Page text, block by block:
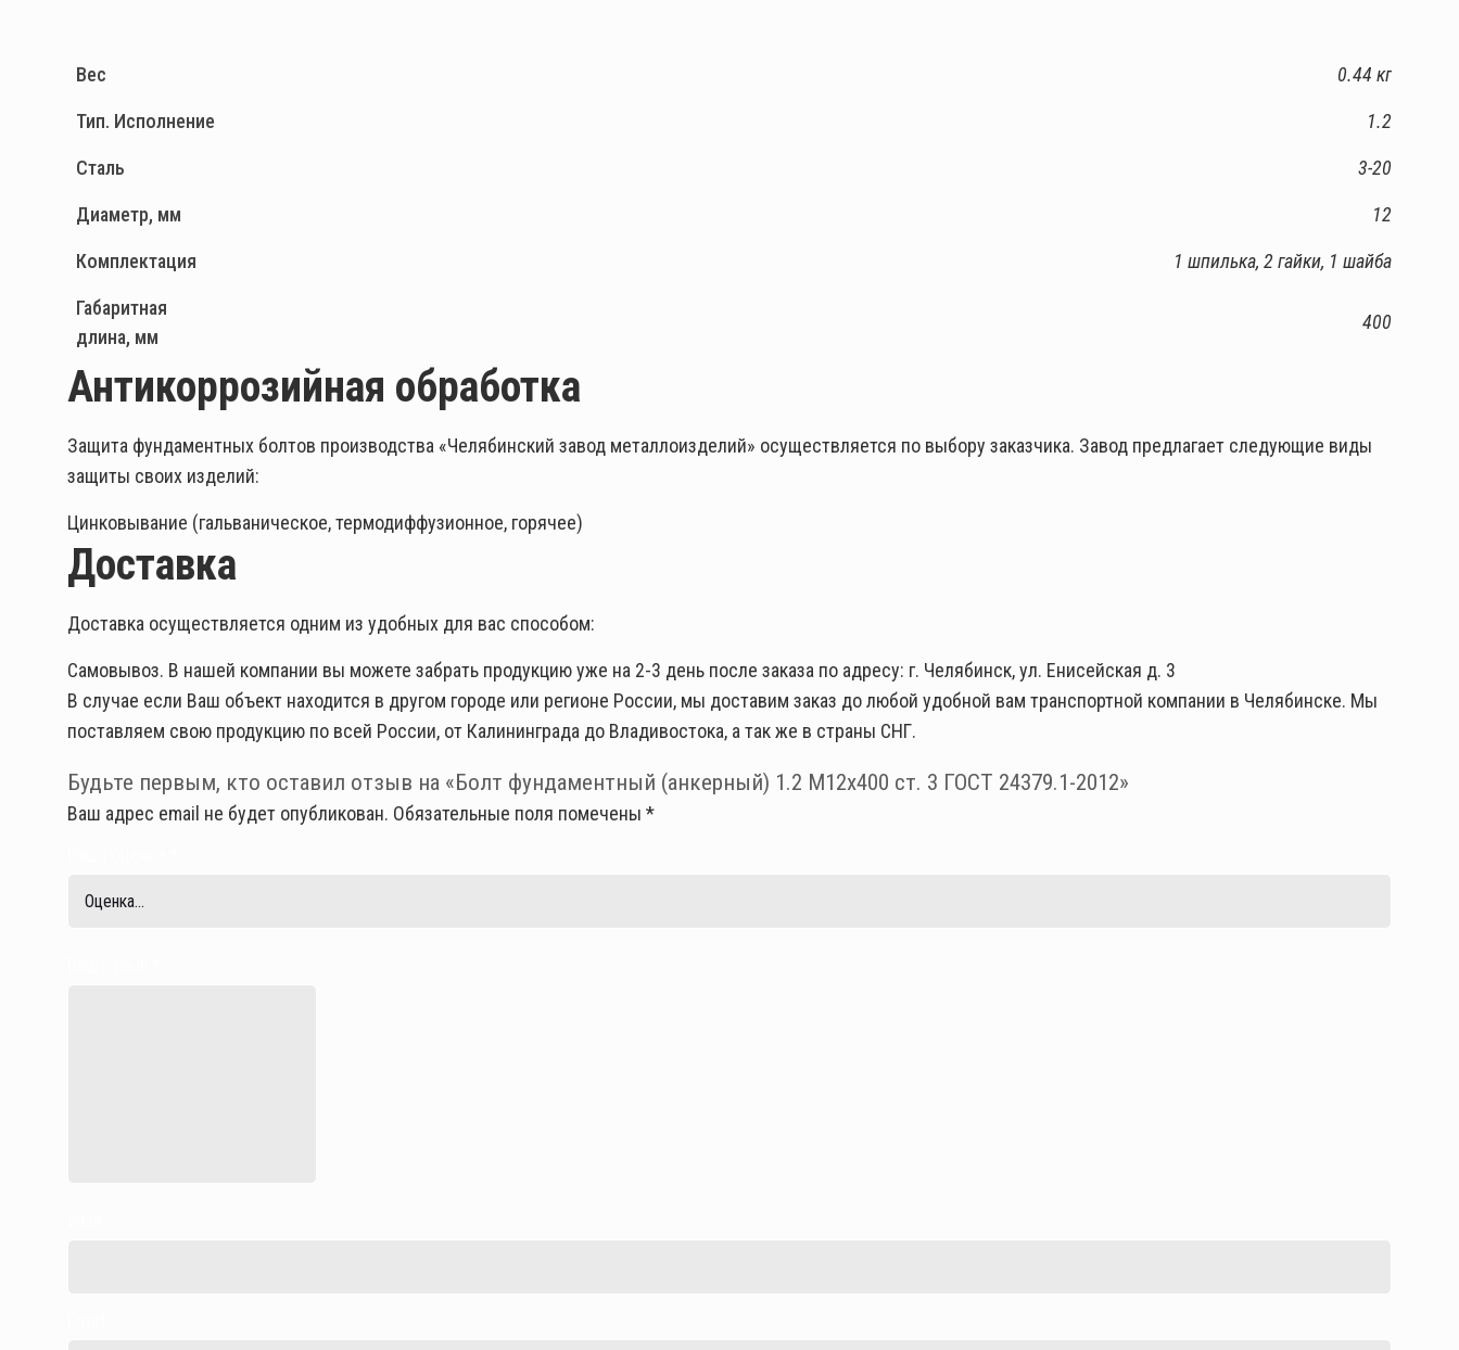
Вес 0.44 кг
Тип. Исполнение 1.2
Сталь 3-20
Диаметр, мм 12
Комплектация 1 шпилька, 2 гайки, 1 шайба
Габаритная
длина, мм
400
Антикоррозийная обработка
Защита фундаментных болтов производства «Челябинский завод металлоизделий» осуществляется по выбору заказчика. Завод предлагает следующие виды
защиты своих изделий:
Цинковывание (гальваническое, термодиффузионное, горячее)
Доставка
Доставка осуществляется одним из удобных для вас способом:
Самовывоз. В нашей компании вы можете забрать продукцию уже на 2-3 день после заказа по адресу: г. Челябинск, ул. Енисейская д. 3
В случае если Ваш объект находится в другом городе или регионе России, мы доставим заказ до любой удобной вам транспортной компании в Челябинске. Мы
поставляем свою продукцию по всей России, от Калининграда до Владивостока, а так же в страны СНГ.
Будьте первым, кто оставил отзыв на «Болт фундаментный (анкерный) 1.2 М12х400 ст. 3 ГОСТ 24379.1-2012»
Ваш адрес email не будет опубликован. Обязательные поля помечены *